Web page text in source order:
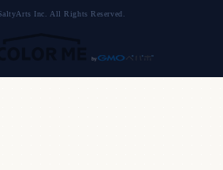
Inc. All Rights Reserved.